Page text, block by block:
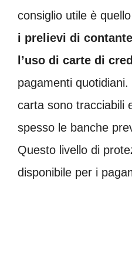
consiglio utile è
i prelievi di
l’uso di carte di
pagamenti
carta sono tracciabili
spesso le banche
Questo livello di
disponibile per i